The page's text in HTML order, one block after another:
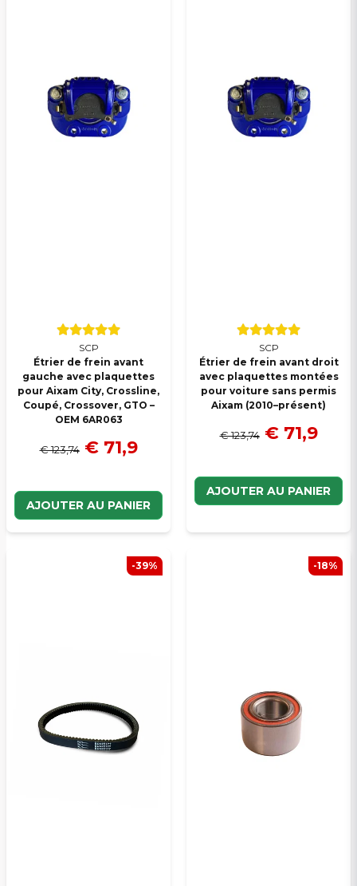
SCP
Étrier de frein avant
gauche avec plaquettes
pour Aixam City, Crossline,
Coupé, Crossover, GTO –
OEM 6AR063
€ 123,74 € 71,9
AJOUTER AU PANIER
SCP
Étrier de frein avant droit
avec plaquettes montées
pour voiture sans permis
Aixam (2010–présent)
€ 123,74 € 71,9
AJOUTER AU PANIER
-39% -18%